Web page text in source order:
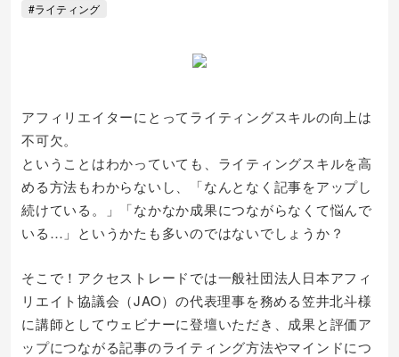
#ライティング
アフィリエイターにとってライティングスキルの向上は
不可欠。
ということはわかっていても、ライティングスキルを高
める方法もわからないし、「なんとなく記事をアップし
続けている。」「なかなか成果につながらなくて悩んで
いる…」というかたも多いのではないでしょうか？
そこで！アクセストレードでは一般社団法人日本アフィ
リエイト協議会（JAO）の代表理事を務める笠井北斗様
に講師としてウェビナーに登壇いただき、成果と評価ア
ップにつながる記事のライティング方法やマインドにつ